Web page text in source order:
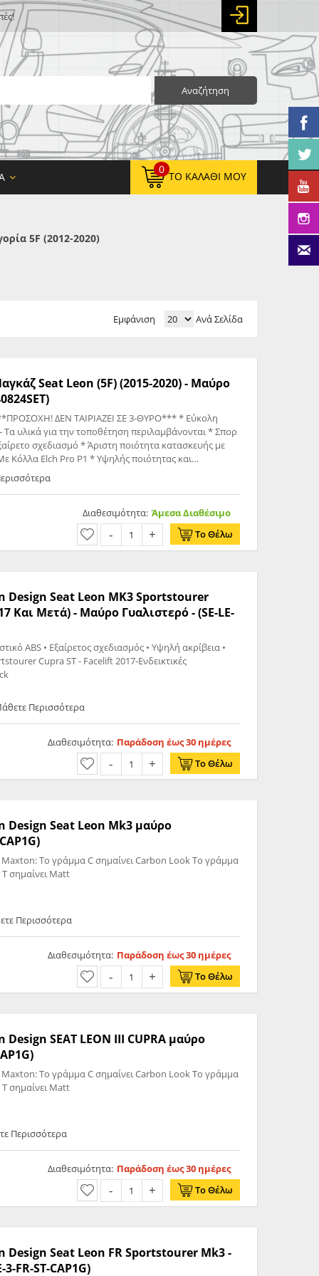
Αναζήτηση
0
ΤΟ ΚΑΛΆΘΙ ΜΟΥ
5F (2012-2020)
Εμφάνιση Ανά Σελίδα
Seat Leon (5F) (2015-2020) - Μαύρο
υλικά για την τοποθέτηση περιλαμβάνονται * Σπορ
σχεδιασμό * Άριστη ποιότητα κατασκευής με
ασφαλή και αδιάβροχη κόλληση εξαρτημάτων
τριβόμενη, σπατουλαριστή, μη διαβρωτική
Η Συσκευασία Περιλαμβάνει: - 1x Αεροτομή / Spoiler - 2x Κόλλα Elch Pro P1
Διαθεσιμότητα: Άμεσα Διαθέσιμο
Το Θέλω
Seat Leon MK3 Sportstourer
Και Μετά) - Μαύρο Γυαλιστερό - (SE-LE-
ABS • Εξαίρετος σχεδιασμός • Υψηλή ακρίβεια •
Cupra ST - Facelift 2017-Ενδεικτικές
Περισσότερα
Διαθεσιμότητα: Παράδοση έως 30 ημέρες
Το Θέλω
Seat Leon Mk3 μαύρο
Maxton: Το γράμμα C σημαίνει Carbon Look Το γράμμα
σημαίνει Matt
Περισσότερα
Διαθεσιμότητα: Παράδοση έως 30 ημέρες
Το Θέλω
SEAT LEON III CUPRA μαύρο
Maxton: Το γράμμα C σημαίνει Carbon Look Το γράμμα
σημαίνει Matt
Περισσότερα
Διαθεσιμότητα: Παράδοση έως 30 ημέρες
Το Θέλω
Seat Leon FR Sportstourer Mk3 -
FR-ST-CAP1G)